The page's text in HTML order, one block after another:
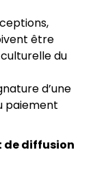
être
du
d’une
paiement
de diffusion